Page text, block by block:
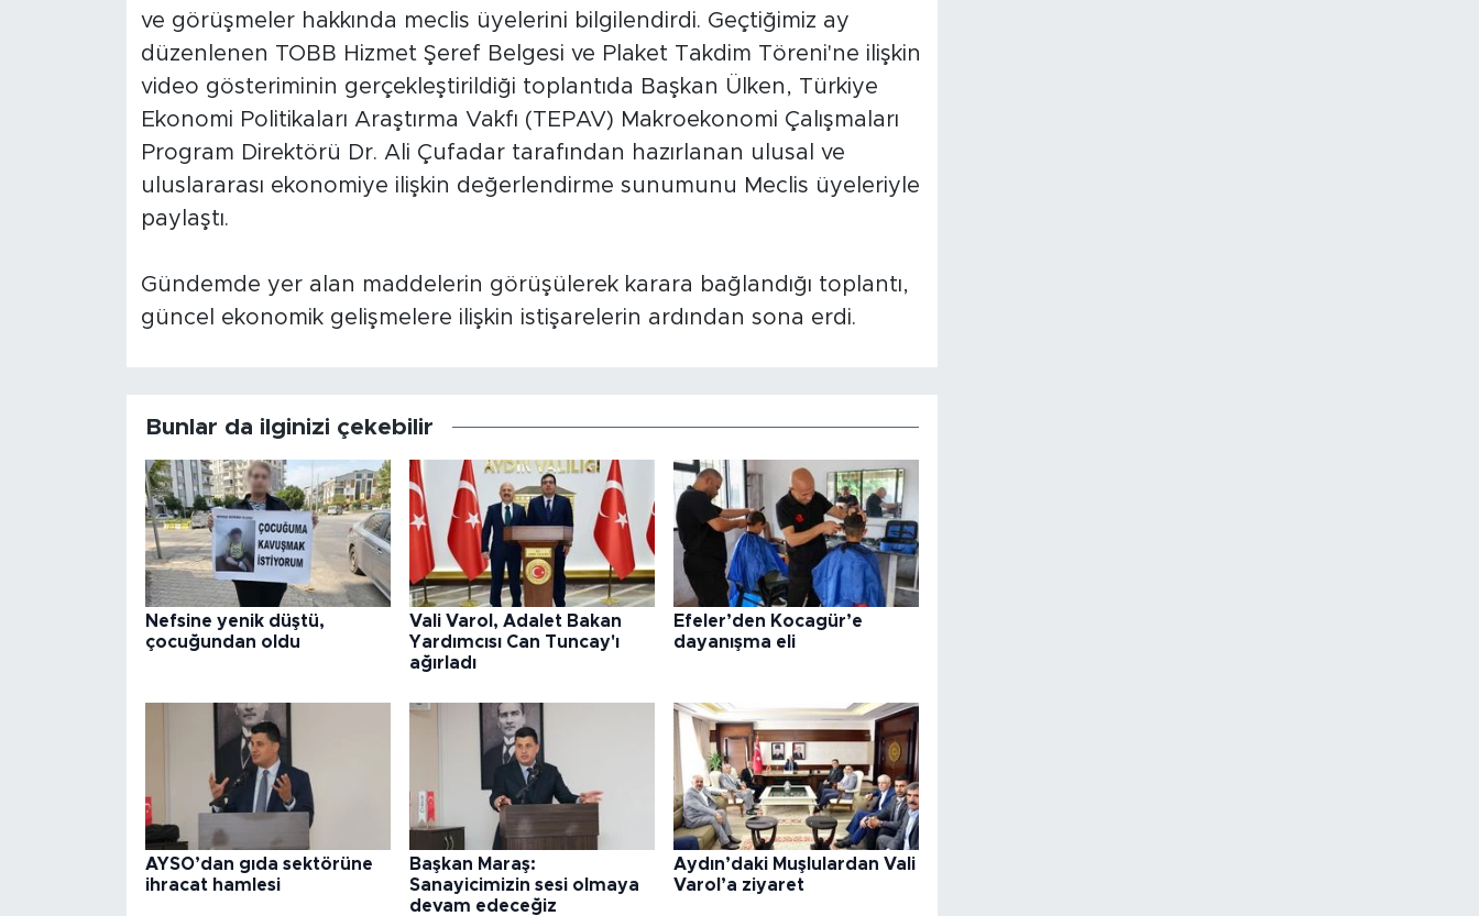
ve görüşmeler hakkında meclis üyelerini bilgilendirdi. Geçtiğimiz ay
düzenlenen TOBB Hizmet Şeref Belgesi ve Plaket Takdim Töreni'ne ilişkin
video gösteriminin gerçekleştirildiği toplantıda Başkan Ülken, Türkiye
Ekonomi Politikaları Araştırma Vakfı (TEPAV) Makroekonomi Çalışmaları
Program Direktörü Dr. Ali Çufadar tarafından hazırlanan ulusal ve
uluslararası ekonomiye ilişkin değerlendirme sunumunu Meclis üyeleriyle
paylaştı.
Gündemde yer alan maddelerin görüşülerek karara bağlandığı toplantı,
güncel ekonomik gelişmelere ilişkin istişarelerin ardından sona erdi.
Bunlar da ilginizi çekebilir
Nefsine yenik düştü,
çocuğundan oldu
Vali Varol, Adalet Bakan
Yardımcısı Can Tuncay'ı
ağırladı
Efeler’den Kocagür’e
dayanışma eli
AYSO’dan gıda sektörüne
ihracat hamlesi
Başkan Maraş:
Sanayicimizin sesi olmaya
devam edeceğiz
Aydın’daki Muşlulardan Vali
Varol’a ziyaret